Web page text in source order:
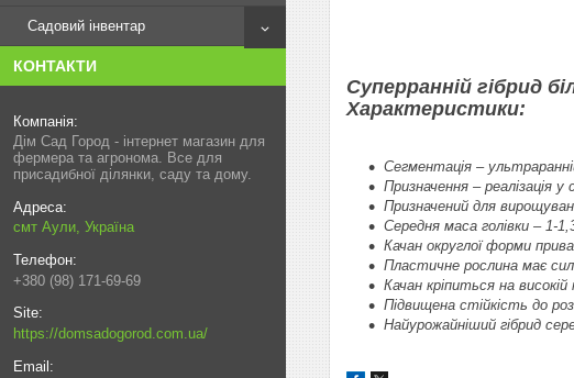
Садовий інвентар
КОНТАКТИ
Дім Сад Город - інтернет магазин для
фермера та агронома. Все для
присадибної ділянки, саду та дому.
смт Аули, Україна
+380 (98) 171-69-69
https://domsadogorod.com.ua/
Суперранній гібрид
Характеристики:
Сегментація –
Призначення – реалізація
Призначений для
Середня маса голівки – 1-
Качан округлої форми
Пластичне рослина має
Качан кріпиться на високій
Підвищена стійкість до
Найурожайніший гібрид